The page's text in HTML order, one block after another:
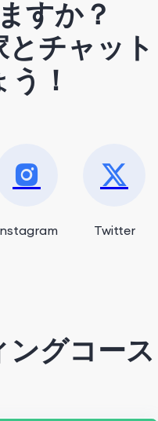
すか？
チャット
！
Twitter
ングコース